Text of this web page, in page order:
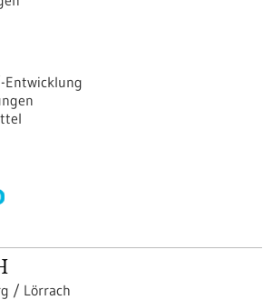
/ Lörrach